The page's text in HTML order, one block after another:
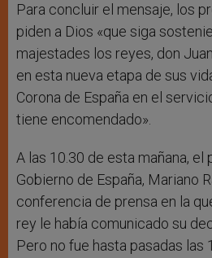
Para concluir el mensaje, los
piden a Dios «que siga
majestades los reyes, don
en esta nueva etapa de sus
Corona de España en el
tiene encomendado».
A las 10.30 de esta mañana, el
Gobierno de España, Mariano
conferencia de prensa en la
rey le había comunicado su
Pero no fue hasta pasadas las